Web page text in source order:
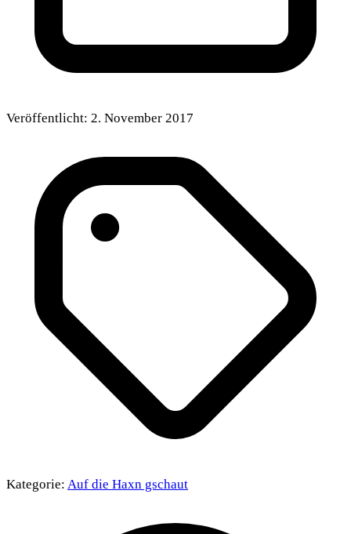
Veröffentlicht: 2. November 2017
Kategorie: Auf die Haxn gschaut